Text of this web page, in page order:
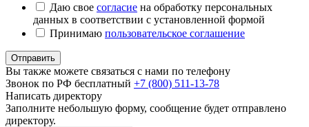
Даю свое согласие на обработку персональных
данных в соответствии с установленной формой
Принимаю пользовательское соглашение
Отправить
Вы также можете связаться с нами по телефону
Звонок по РФ бесплатный +7 (800) 511-13-78
Написать директору
Заполните небольшую форму, сообщение будет отправлено
директору.